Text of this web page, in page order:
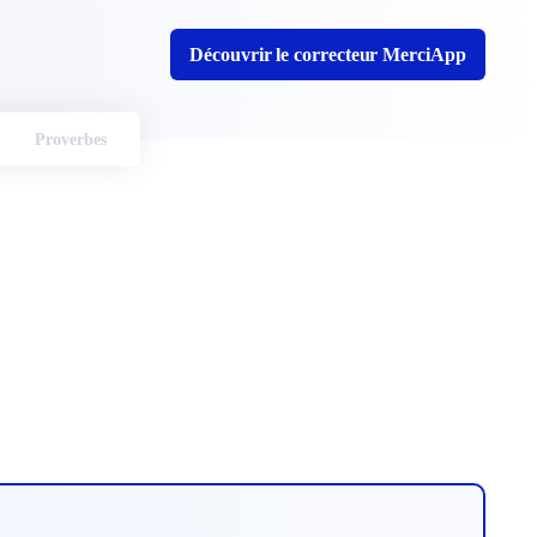
Découvrir le correcteur MerciApp
Proverbes